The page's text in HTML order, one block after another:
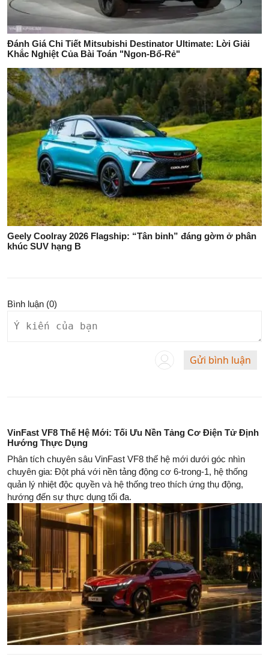
Đánh Giá Chi Tiết Mitsubishi Destinator Ultimate: Lời Giải
Khắc Nghiệt Của Bài Toán "Ngon-Bổ-Rẻ"
Geely Coolray 2026 Flagship: “Tân binh” đáng gờm ở phân
khúc SUV hạng B
Bình luận (0)
Gửi bình luận
VinFast VF8 Thế Hệ Mới: Tối Ưu Nền Tảng Cơ Điện Tử Định
Hướng Thực Dụng
Phân tích chuyên sâu VinFast VF8 thế hệ mới dưới góc nhìn
chuyên gia: Đột phá với nền tảng động cơ 6-trong-1, hệ thống
quản lý nhiệt độc quyền và hệ thống treo thích ứng thụ động,
hướng đến sự thực dụng tối đa.